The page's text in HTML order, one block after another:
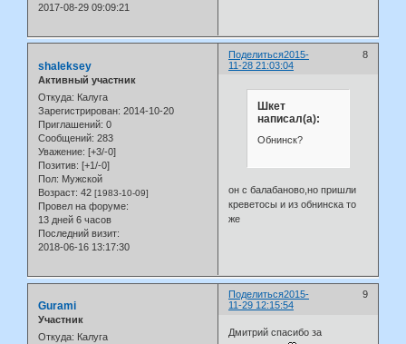
2017-08-29 09:09:21
Поделиться 8
2015-
11-28 21:03:04
shaleksey
Активный участник
Откуда: Калуга
Зарегистрирован: 2014-10-20
Приглашений: 0
Сообщений: 283
Уважение: [+3/-0]
Позитив: [+1/-0]
Пол: Мужской
Возраст: 42 [1983-10-09]
Провел на форуме:
13 дней 6 часов
Последний визит:
2018-06-16 13:17:30
Шкет
написал(а):
Обнинск?
он с балабаново,но пришли
креветосы и из обнинска то
же
Поделиться 9
2015-
11-29 12:15:54
Gurami
Участник
Откуда: Калуга
Дмитрий спасибо за